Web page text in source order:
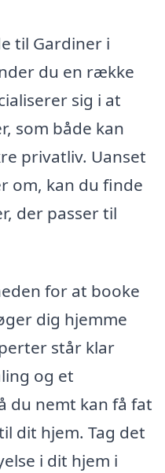
til Gardiner i
du en række
sig i at
som både kan
privatliv. Uanset
om, kan du finde
der passer til
for at booke
dig hjemme
står klar
og et
du nemt kan få fat
dit hjem. Tag det
i dit hjem i